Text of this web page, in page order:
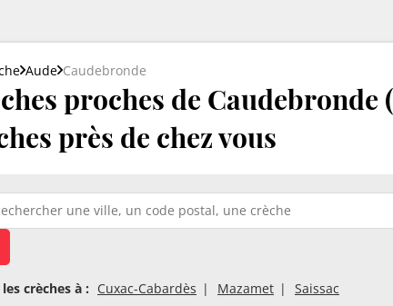
Aude Caudebronde
proches de Caudebronde
près de chez vous
crèches à : Cuxac-Cabardès Mazamet Saissac